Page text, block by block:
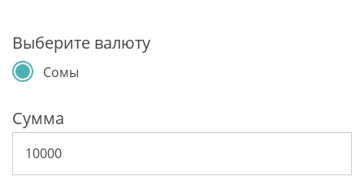
Выберите валюту
Сомы
Сумма